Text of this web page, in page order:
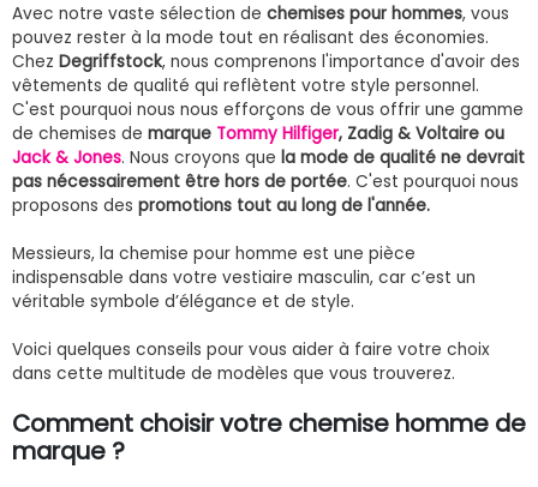
Avec notre vaste sélection de chemises pour hommes, vous
pouvez rester à la mode tout en réalisant des économies.
Chez Degriffstock, nous comprenons l'importance d'avoir des
vêtements de qualité qui reflètent votre style personnel.
C'est pourquoi nous nous efforçons de vous offrir une gamme
de chemises de marque Tommy Hilfiger, Zadig & Voltaire ou
Jack & Jones. Nous croyons que la mode de qualité ne devrait
pas nécessairement être hors de portée. C'est pourquoi nous
proposons des promotions tout au long de l'année.
Messieurs, la chemise pour homme est une pièce
indispensable dans votre vestiaire masculin, car c’est un
véritable symbole d’élégance et de style.
Voici quelques conseils pour vous aider à faire votre choix
dans cette multitude de modèles que vous trouverez.
Comment choisir votre chemise homme de
marque ?